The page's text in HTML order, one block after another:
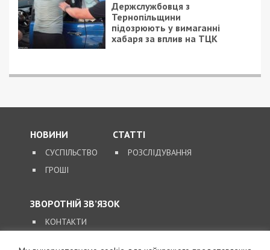
самых тихих курортов
своей книге,
ненавистниках и
доброте: фото